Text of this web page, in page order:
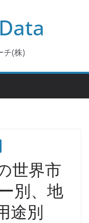
チ(株)
世界市
別、地
途別